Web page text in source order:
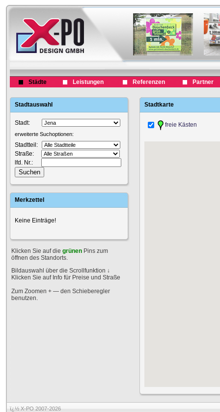
Städte Leistungen Referenzen Partner
Stadtauswahl
Stadt:
erweiterte Suchoptionen:
Stadtteil:
Straße:
lfd. Nr.:
Merkzettel
Keine Einträge!
Klicken Sie auf die grünen Pins zum
öffnen des Standorts.
Bildauswahl über die Scrollfunktion ↓
Klicken Sie auf Info für Preise und Straße
Zum Zoomen + — den Schieberegler
benutzen.
Stadtkarte
freie Kästen
ï¿½ X-PO 2007-2026